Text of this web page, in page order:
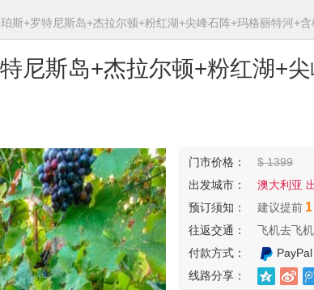
斯+罗特尼斯岛+杰拉尔顿+粉红湖+尖峰石阵+玛格丽特河+含
尼斯岛+杰拉尔顿+粉红湖+
门市价格：
$ 1399
出发城市：
澳大利亚
预订须知：
建议提前 1
往返交通：
飞机去飞
付款方式：
PayPal
线路分享：